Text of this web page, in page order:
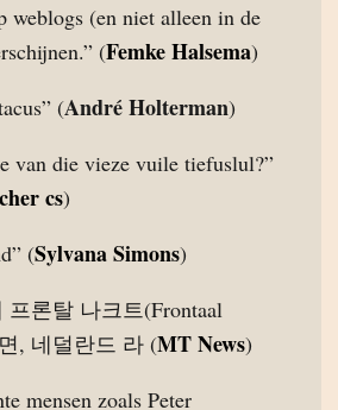
weblogs (en niet alleen in de
(Femke Halsema)
(André Holterman)
van die vieze vuile tiefuslul?”
cs)
(Sylvana Simons)
론탈 나크트(Frontaal
, 네덜란드 라 (MT News)
mensen zoals Peter